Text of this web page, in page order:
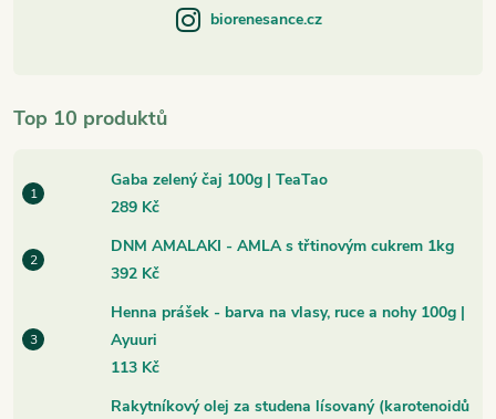
Top 10 produktů
Gaba zelený čaj 100g | TeaTao
289 Kč
DNM AMALAKI - AMLA s třtinovým cukrem 1kg
392 Kč
Henna prášek - barva na vlasy, ruce a nohy 100g |
Ayuuri
113 Kč
Rakytníkový olej za studena lísovaný (karotenoidů
biorenesance.cz